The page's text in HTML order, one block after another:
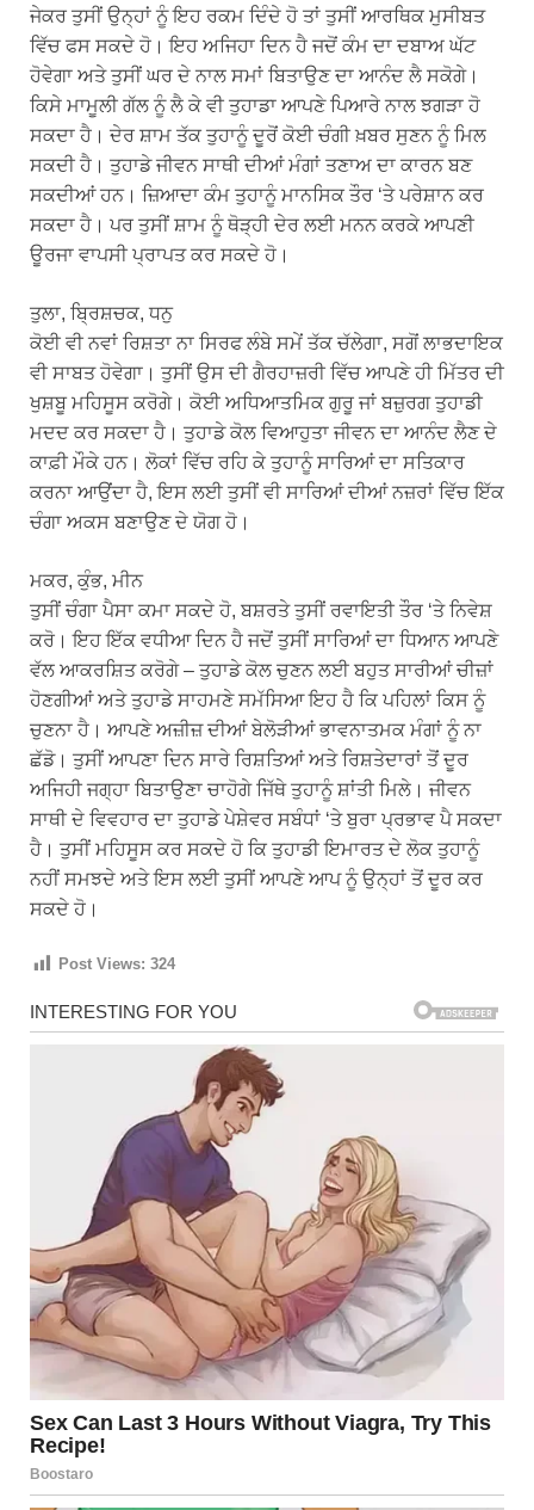
ਜੇਕਰ ਤੁਸੀਂ ਉਨ੍ਹਾਂ ਨੂੰ ਇਹ ਰਕਮ ਦਿੰਦੇ ਹੋ ਤਾਂ ਤੁਸੀਂ ਆਰਥਿਕ ਮੁਸੀਬਤ
ਵਿੱਚ ਫਸ ਸਕਦੇ ਹੋ। ਇਹ ਅਜਿਹਾ ਦਿਨ ਹੈ ਜਦੋਂ ਕੰਮ ਦਾ ਦਬਾਅ ਘੱਟ
ਹੋਵੇਗਾ ਅਤੇ ਤੁਸੀਂ ਘਰ ਦੇ ਨਾਲ ਸਮਾਂ ਬਿਤਾਉਣ ਦਾ ਆਨੰਦ ਲੈ ਸਕੋਗੇ।
ਕਿਸੇ ਮਾਮੂਲੀ ਗੱਲ ਨੂੰ ਲੈ ਕੇ ਵੀ ਤੁਹਾਡਾ ਆਪਣੇ ਪਿਆਰੇ ਨਾਲ ਝਗੜਾ ਹੋ
ਸਕਦਾ ਹੈ। ਦੇਰ ਸ਼ਾਮ ਤੱਕ ਤੁਹਾਨੂੰ ਦੂਰੋਂ ਕੋਈ ਚੰਗੀ ਖ਼ਬਰ ਸੁਣਨ ਨੂੰ ਮਿਲ
ਸਕਦੀ ਹੈ। ਤੁਹਾਡੇ ਜੀਵਨ ਸਾਥੀ ਦੀਆਂ ਮੰਗਾਂ ਤਣਾਅ ਦਾ ਕਾਰਨ ਬਣ
ਸਕਦੀਆਂ ਹਨ। ਜ਼ਿਆਦਾ ਕੰਮ ਤੁਹਾਨੂੰ ਮਾਨਸਿਕ ਤੌਰ ‘ਤੇ ਪਰੇਸ਼ਾਨ ਕਰ
ਸਕਦਾ ਹੈ। ਪਰ ਤੁਸੀਂ ਸ਼ਾਮ ਨੂੰ ਥੋੜ੍ਹੀ ਦੇਰ ਲਈ ਮਨਨ ਕਰਕੇ ਆਪਣੀ
ਊਰਜਾ ਵਾਪਸੀ ਪ੍ਰਾਪਤ ਕਰ ਸਕਦੇ ਹੋ।
ਤੁਲਾ, ਬ੍ਰਿਸ਼ਚਕ, ਧਨੁ
ਕੋਈ ਵੀ ਨਵਾਂ ਰਿਸ਼ਤਾ ਨਾ ਸਿਰਫ ਲੰਬੇ ਸਮੇਂ ਤੱਕ ਚੱਲੇਗਾ, ਸਗੋਂ ਲਾਭਦਾਇਕ
ਵੀ ਸਾਬਤ ਹੋਵੇਗਾ। ਤੁਸੀਂ ਉਸ ਦੀ ਗੈਰਹਾਜ਼ਰੀ ਵਿੱਚ ਆਪਣੇ ਹੀ ਮਿੱਤਰ ਦੀ
ਖੁਸ਼ਬੂ ਮਹਿਸੂਸ ਕਰੋਗੇ। ਕੋਈ ਅਧਿਆਤਮਿਕ ਗੁਰੂ ਜਾਂ ਬਜ਼ੁਰਗ ਤੁਹਾਡੀ
ਮਦਦ ਕਰ ਸਕਦਾ ਹੈ। ਤੁਹਾਡੇ ਕੋਲ ਵਿਆਹੁਤਾ ਜੀਵਨ ਦਾ ਆਨੰਦ ਲੈਣ ਦੇ
ਕਾਫ਼ੀ ਮੌਕੇ ਹਨ। ਲੋਕਾਂ ਵਿੱਚ ਰਹਿ ਕੇ ਤੁਹਾਨੂੰ ਸਾਰਿਆਂ ਦਾ ਸਤਿਕਾਰ
ਕਰਨਾ ਆਉਂਦਾ ਹੈ, ਇਸ ਲਈ ਤੁਸੀਂ ਵੀ ਸਾਰਿਆਂ ਦੀਆਂ ਨਜ਼ਰਾਂ ਵਿੱਚ ਇੱਕ
ਚੰਗਾ ਅਕਸ ਬਣਾਉਣ ਦੇ ਯੋਗ ਹੋ।
ਮਕਰ, ਕੁੰਭ, ਮੀਨ
ਤੁਸੀਂ ਚੰਗਾ ਪੈਸਾ ਕਮਾ ਸਕਦੇ ਹੋ, ਬਸ਼ਰਤੇ ਤੁਸੀਂ ਰਵਾਇਤੀ ਤੌਰ ‘ਤੇ ਨਿਵੇਸ਼
ਕਰੋ। ਇਹ ਇੱਕ ਵਧੀਆ ਦਿਨ ਹੈ ਜਦੋਂ ਤੁਸੀਂ ਸਾਰਿਆਂ ਦਾ ਧਿਆਨ ਆਪਣੇ
ਵੱਲ ਆਕਰਸ਼ਿਤ ਕਰੋਗੇ – ਤੁਹਾਡੇ ਕੋਲ ਚੁਣਨ ਲਈ ਬਹੁਤ ਸਾਰੀਆਂ ਚੀਜ਼ਾਂ
ਹੋਣਗੀਆਂ ਅਤੇ ਤੁਹਾਡੇ ਸਾਹਮਣੇ ਸਮੱਸਿਆ ਇਹ ਹੈ ਕਿ ਪਹਿਲਾਂ ਕਿਸ ਨੂੰ
ਚੁਣਨਾ ਹੈ। ਆਪਣੇ ਅਜ਼ੀਜ਼ ਦੀਆਂ ਬੇਲੋੜੀਆਂ ਭਾਵਨਾਤਮਕ ਮੰਗਾਂ ਨੂੰ ਨਾ
ਛੱਡੋ। ਤੁਸੀਂ ਆਪਣਾ ਦਿਨ ਸਾਰੇ ਰਿਸ਼ਤਿਆਂ ਅਤੇ ਰਿਸ਼ਤੇਦਾਰਾਂ ਤੋਂ ਦੂਰ
ਅਜਿਹੀ ਜਗ੍ਹਾ ਬਿਤਾਉਣਾ ਚਾਹੋਗੇ ਜਿੱਥੇ ਤੁਹਾਨੂੰ ਸ਼ਾਂਤੀ ਮਿਲੇ। ਜੀਵਨ
ਸਾਥੀ ਦੇ ਵਿਵਹਾਰ ਦਾ ਤੁਹਾਡੇ ਪੇਸ਼ੇਵਰ ਸਬੰਧਾਂ ‘ਤੇ ਬੁਰਾ ਪ੍ਰਭਾਵ ਪੈ ਸਕਦਾ
ਹੈ। ਤੁਸੀਂ ਮਹਿਸੂਸ ਕਰ ਸਕਦੇ ਹੋ ਕਿ ਤੁਹਾਡੀ ਇਮਾਰਤ ਦੇ ਲੋਕ ਤੁਹਾਨੂੰ
ਨਹੀਂ ਸਮਝਦੇ ਅਤੇ ਇਸ ਲਈ ਤੁਸੀਂ ਆਪਣੇ ਆਪ ਨੂੰ ਉਨ੍ਹਾਂ ਤੋਂ ਦੂਰ ਕਰ
ਸਕਦੇ ਹੋ।
Post Views: 324